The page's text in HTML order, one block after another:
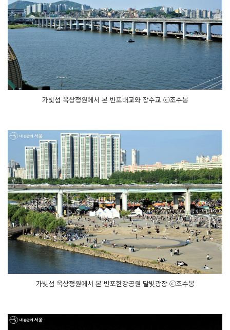
가빛섬 옥상정원에서 본 반포대교와 잠수교 ⓒ조수봉
가빛섬 옥상정원에서 본 반포한강공원 달빛광장 ⓒ조수봉